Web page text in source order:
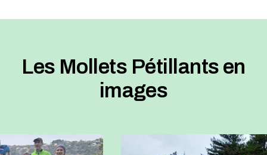
Les Mollets Pétillants en
images